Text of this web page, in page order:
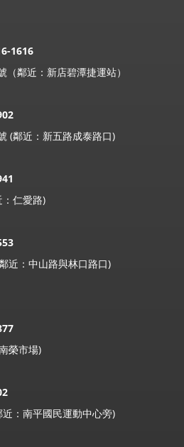
1616
鄰近：新店碧潭捷運站）
(鄰近：新五路成泰路口)
仁愛路)
近：中山路與林口路口)
榮市場)
：南平國民運動中心旁)